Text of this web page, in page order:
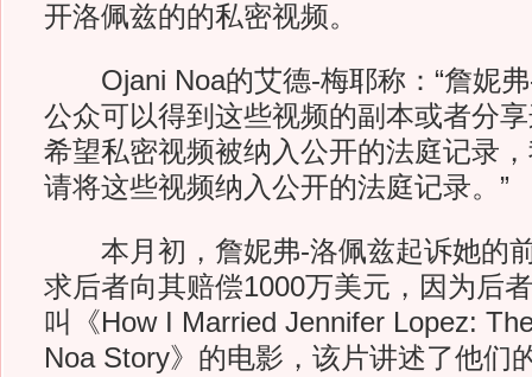
开洛佩兹的的私密视频。
Ojani Noa的艾德-梅耶称：“詹妮弗
公众可以得到这些视频的副本或者分
希望私密视频被纳入公开的法庭记录
请将这些视频纳入公开的法庭记录。”
本月初，詹妮弗-洛佩兹起诉她的
求后者向其赔偿1000万美元，因为后
叫《How I Married Jennifer Lopez:
Noa Story》的电影，该片讲述了他们